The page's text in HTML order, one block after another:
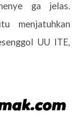
ga jelas.
menjatuhkan
UU ITE,